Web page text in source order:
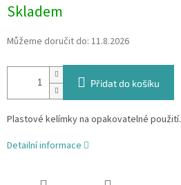
Skladem
Můžeme doručit do: 11.8.2026
Přidat do košíku
Plastové kelímky na opakovatelné použití.
Detailní informace